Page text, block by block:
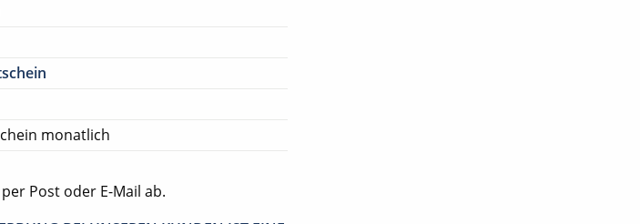
monatlich
Post oder E-Mail ab.